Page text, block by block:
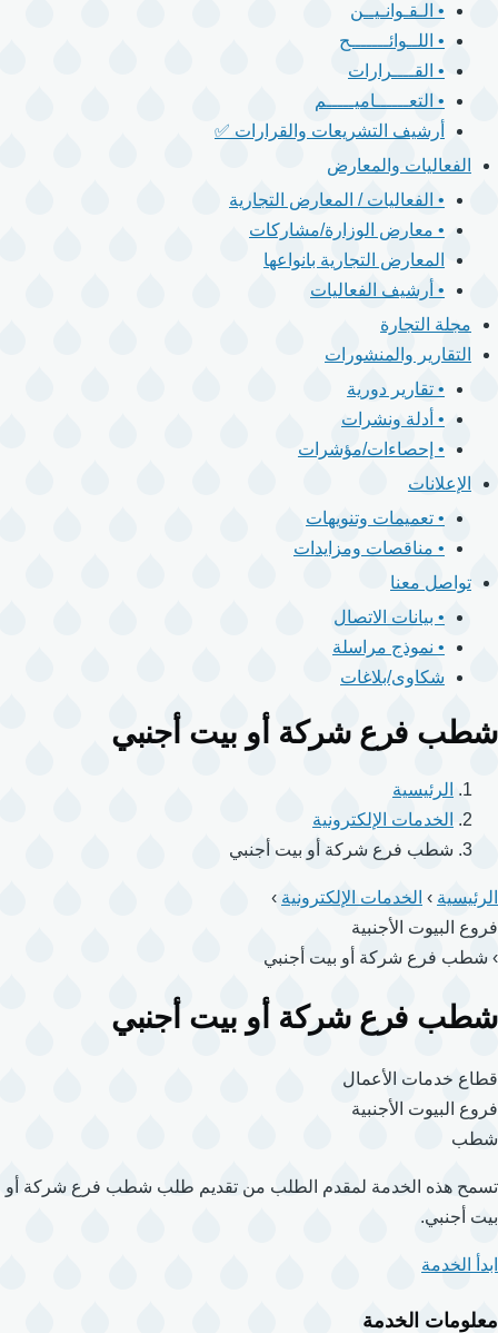
• الـقـوانـيــن
• اللــوائـــــــح
• القــــرارات
• التعــــــاميـــــم
أرشيف التشريعات والقرارات ✅
الفعاليات والمعارض
• الفعاليات / المعارض التجارية
• معارض الوزارة/مشاركات
المعارض التجارية بانواعها
• أرشيف الفعاليات
مجلة التجارة
التقارير والمنشورات
• تقارير دورية
• أدلة ونشرات
• إحصاءات/مؤشرات
الإعلانات
• تعميمات وتنويهات
• مناقصات ومزايدات
تواصل معنا
• بيانات الاتصال
• نموذج مراسلة
شكاوى/بلاغات
شطب فرع شركة أو بيت أجنبي
الرئيسية
الخدمات الإلكترونية
شطب فرع شركة أو بيت أجنبي
الرئيسية › الخدمات الإلكترونية ›
فروع البيوت الأجنبية
› شطب فرع شركة أو بيت أجنبي
شطب فرع شركة أو بيت أجنبي
قطاع خدمات الأعمال
فروع البيوت الأجنبية
شطب
تسمح هذه الخدمة لمقدم الطلب من تقديم طلب شطب فرع شركة أو
بيت أجنبي.
ابدأ الخدمة
معلومات الخدمة